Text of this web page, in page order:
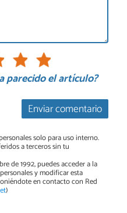
parecido el artículo?
Enviar comentario
solo para uso interno.
a terceros sin tu
de 1992, puedes acceder a la
y modificar esta
en contacto con Red
)